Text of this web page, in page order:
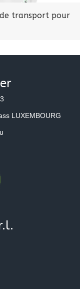
de transport pour
LUXEMBOURG